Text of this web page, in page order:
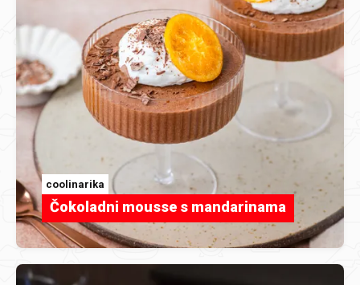
coolinarika
Čokoladni mousse s mandarinama